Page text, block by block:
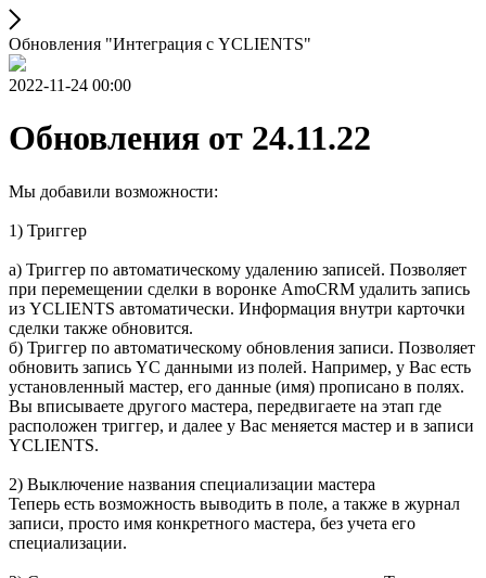
Обновления "Интеграция с YCLIENTS"
2022-11-24 00:00
Обновления от 24.11.22
Мы добавили возможности:
1) Триггер
а) Триггер по автоматическому удалению записей. Позволяет
при перемещении сделки в воронке AmoCRM удалить запись
из YCLIENTS автоматически. Информация внутри карточки
сделки также обновится.
б) Триггер по автоматическому обновления записи. Позволяет
обновить запись YC данными из полей. Например, у Вас есть
установленный мастер, его данные (имя) прописано в полях.
Вы вписываете другого мастера, передвигаете на этап где
расположен триггер, и далее у Вас меняется мастер и в записи
YCLIENTS.
2) Выключение названия специализации мастера
Теперь есть возможность выводить в поле, а также в журнал
записи, просто имя конкретного мастера, без учета его
специализации.